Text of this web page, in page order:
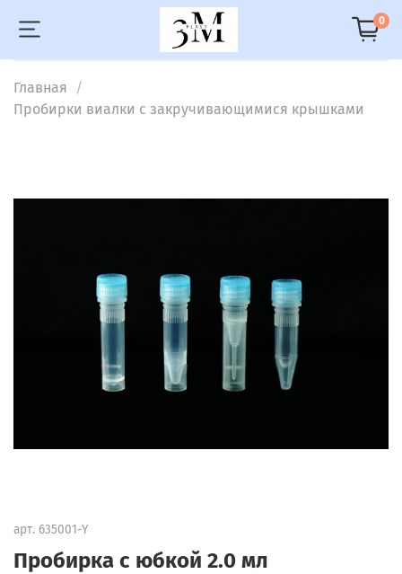
0
Главная
Пробирки виалки с закручивающимися крышками
арт. 635001-Y
Пробирка с юбкой 2.0 мл